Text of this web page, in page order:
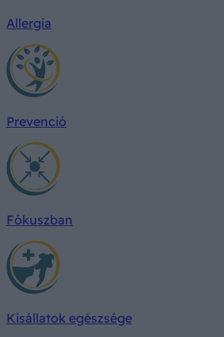
Allergia
Prevenció
Fókuszban
Kisállatok egészsége